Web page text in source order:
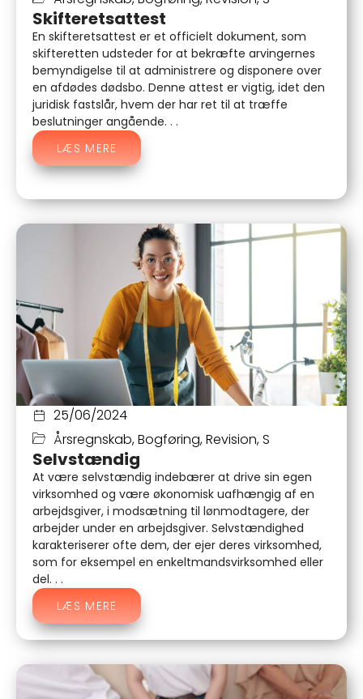
Skifteretsattest
En skifteretsattest er et officielt dokument, som
skifteretten udsteder for at bekræfte arvingernes
bemyndigelse til at administrere og disponere over
en afdødes dødsbo. Denne attest er vigtig, idet den
juridisk fastslår, hvem der har ret til at træffe
beslutninger angående. . .
LÆS MERE
25/06/2024
Årsregnskab,Bogføring,Revision,S
Selvstændig
At være selvstændig indebærer at drive sin egen
virksomhed og være økonomisk uafhængig af en
arbejdsgiver, i modsætning til lønmodtagere, der
arbejder under en arbejdsgiver. Selvstændighed
karakteriserer ofte dem, der ejer deres virksomhed,
som for eksempel en enkeltmandsvirksomhed eller
del. . .
LÆS MERE